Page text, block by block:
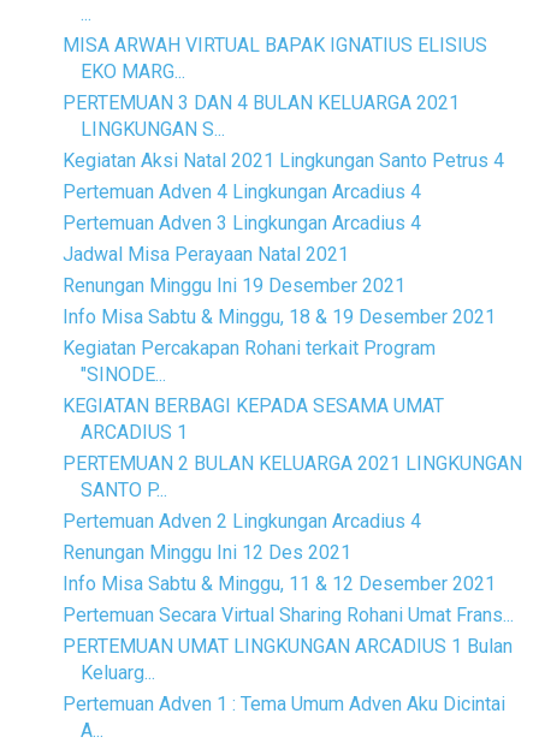
...
MISA ARWAH VIRTUAL BAPAK IGNATIUS ELISIUS
EKO MARG...
PERTEMUAN 3 DAN 4 BULAN KELUARGA 2021
LINGKUNGAN S...
Kegiatan Aksi Natal 2021 Lingkungan Santo Petrus 4
Pertemuan Adven 4 Lingkungan Arcadius 4
Pertemuan Adven 3 Lingkungan Arcadius 4
Jadwal Misa Perayaan Natal 2021
Renungan Minggu Ini 19 Desember 2021
Info Misa Sabtu & Minggu, 18 & 19 Desember 2021
Kegiatan Percakapan Rohani terkait Program
"SINODE...
KEGIATAN BERBAGI KEPADA SESAMA UMAT
ARCADIUS 1
PERTEMUAN 2 BULAN KELUARGA 2021 LINGKUNGAN
SANTO P...
Pertemuan Adven 2 Lingkungan Arcadius 4
Renungan Minggu Ini 12 Des 2021
Info Misa Sabtu & Minggu, 11 & 12 Desember 2021
Pertemuan Secara Virtual Sharing Rohani Umat Frans...
PERTEMUAN UMAT LINGKUNGAN ARCADIUS 1 Bulan
Keluarg...
Pertemuan Adven 1 : Tema Umum Adven Aku Dicintai
A...